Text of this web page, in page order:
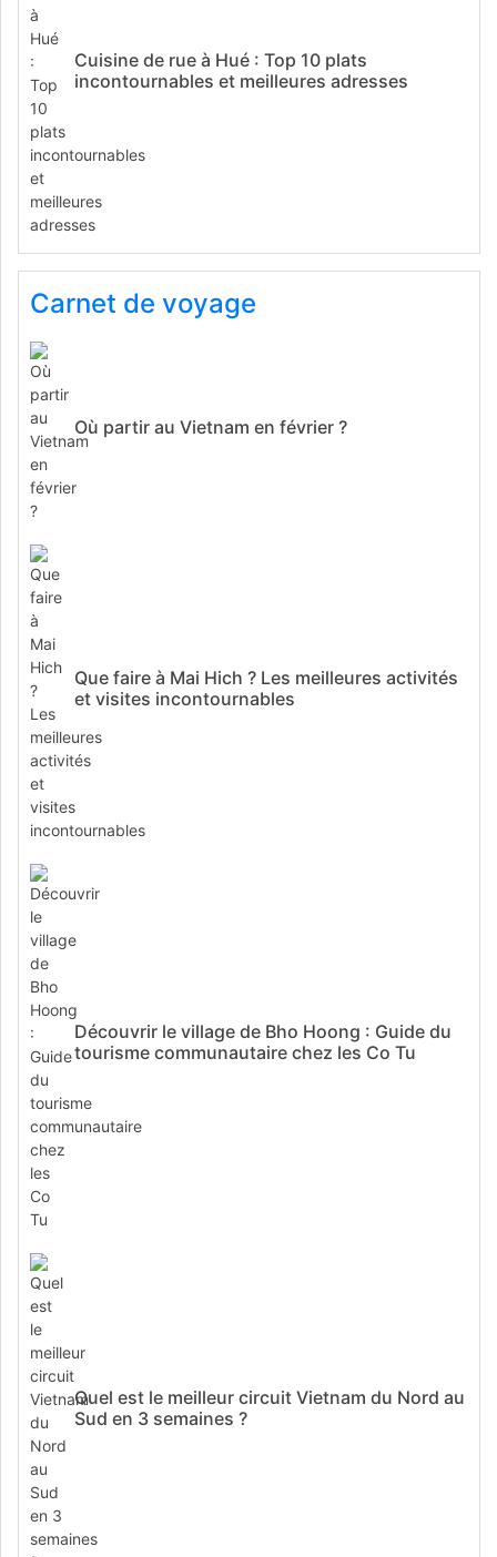
Cuisine de rue à Hué : Top 10 plats
incontournables et meilleures adresses
Carnet de voyage
Où partir au Vietnam en février ?
Que faire à Mai Hich ? Les meilleures activités
et visites incontournables
Découvrir le village de Bho Hoong : Guide du
tourisme communautaire chez les Co Tu
Quel est le meilleur circuit Vietnam du Nord au
Sud en 3 semaines ?